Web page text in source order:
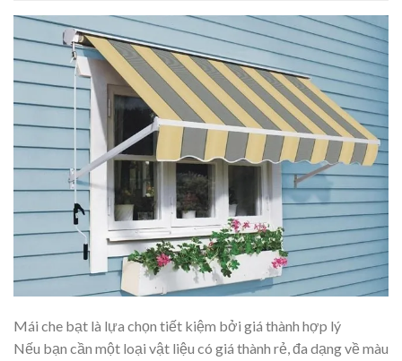
Mái che bạt là lựa chọn tiết kiệm bởi giá thành hợp lý
Nếu bạn cần một loại vật liệu có giá thành rẻ, đa dạng về màu